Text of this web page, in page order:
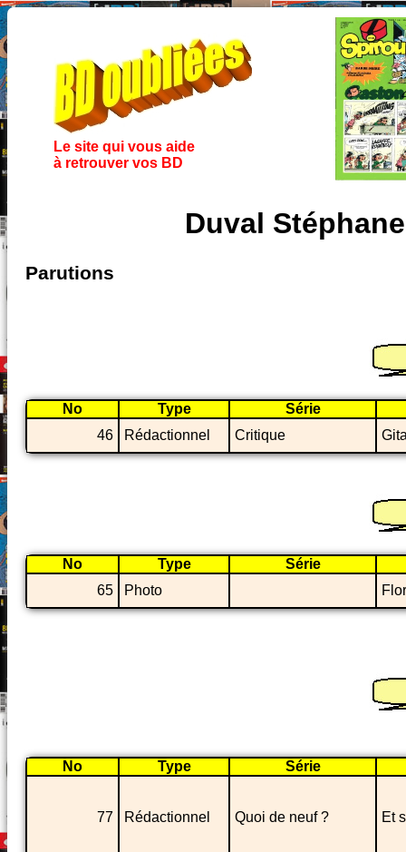
Le site qui vous aide
à retrouver vos BD
Duval
Parutions
No Type
Série
46
Rédactionnel Critique
No Type
Série
65
Photo
No Type Série
77 Rédactionnel Quoi de neuf ? Et